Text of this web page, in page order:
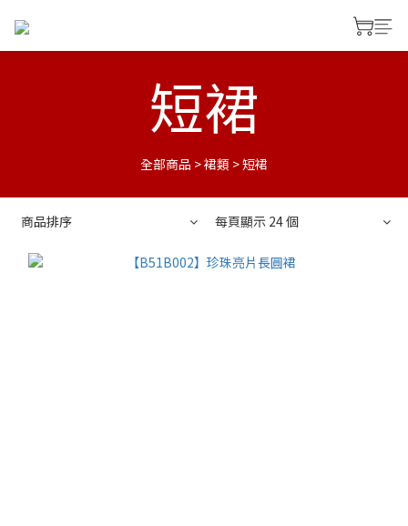
短裙
全部商品 >裙類 >短裙
商品排序 每頁顯示 24 個